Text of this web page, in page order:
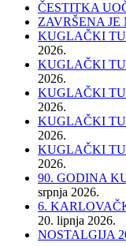
ČESTITKA
ZAVRŠENA JE
KUGLAČKI
2026.
KUGLAČKI
2026.
KUGLAČKI
2026.
KUGLAČKI
2026.
KUGLAČKI
2026.
90. GODINA
srpnja 2026.
6.
20. lipnja 2026.
NOSTALGIJA